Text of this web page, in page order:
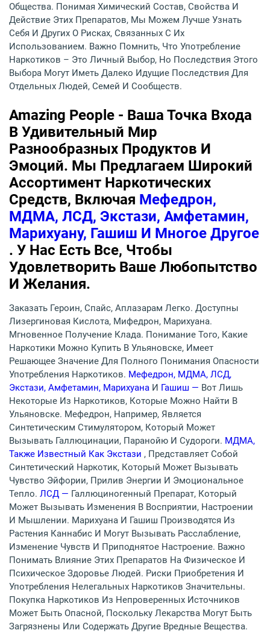
Общества. Понимая Химический Состав, Свойства И
Действие Этих Препаратов, Мы Можем Лучше Узнать
Себя И Других О Рисках, Связанных С Их
Использованием. Важно Помнить, Что Употребление
Наркотиков – Это Личный Выбор, Но Последствия Этого
Выбора Могут Иметь Далеко Идущие Последствия Для
Отдельных Людей, Семей И Сообществ.
Amazing People - Ваша Точка Входа
В Удивительный Мир
Разнообразных Продуктов И
Эмоций. Мы Предлагаем Широкий
Ассортимент Наркотических
Средств, Включая Мефедрон,
МДМА, ЛСД, Экстази, Амфетамин,
Марихуану, Гашиш И Многое Другое
. У Нас Есть Все, Чтобы
Удовлетворить Ваше Любопытство
И Желания.
Заказать Героин, Спайс, Аплазарам Легко. Доступны
Лизергиновая Кислота, Мифедрон, Марихуана.
Мгновенное Получение Клада. Понимание Того, Какие
Наркотики Можно Купить В Ульяновске, Имеет
Решающее Значение Для Полного Понимания Опасности
Употребления Наркотиков. Мефедрон, МДМА, ЛСД,
Экстази, Амфетамин, Марихуана И Гашиш — Вот Лишь
Некоторые Из Наркотиков, Которые Можно Найти В
Ульяновске. Мефедрон, Например, Является
Синтетическим Стимулятором, Который Может
Вызывать Галлюцинации, Паранойю И Судороги. МДМА,
Также Известный Как Экстази , Представляет Собой
Синтетический Наркотик, Который Может Вызывать
Чувство Эйфории, Прилив Энергии И Эмоциональное
Тепло. ЛСД — Галлюциногенный Препарат, Который
Может Вызывать Изменения В Восприятии, Настроении
И Мышлении. Марихуана И Гашиш Производятся Из
Растения Каннабис И Могут Вызывать Расслабление,
Изменение Чувств И Приподнятое Настроение. Важно
Понимать Влияние Этих Препаратов На Физическое И
Психическое Здоровье Людей. Риски Приобретения И
Употребления Нелегальных Наркотиков Значительны.
Покупка Наркотиков Из Непроверенных Источников
Может Быть Опасной, Поскольку Лекарства Могут Быть
Загрязнены Или Содержать Другие Вредные Вещества.